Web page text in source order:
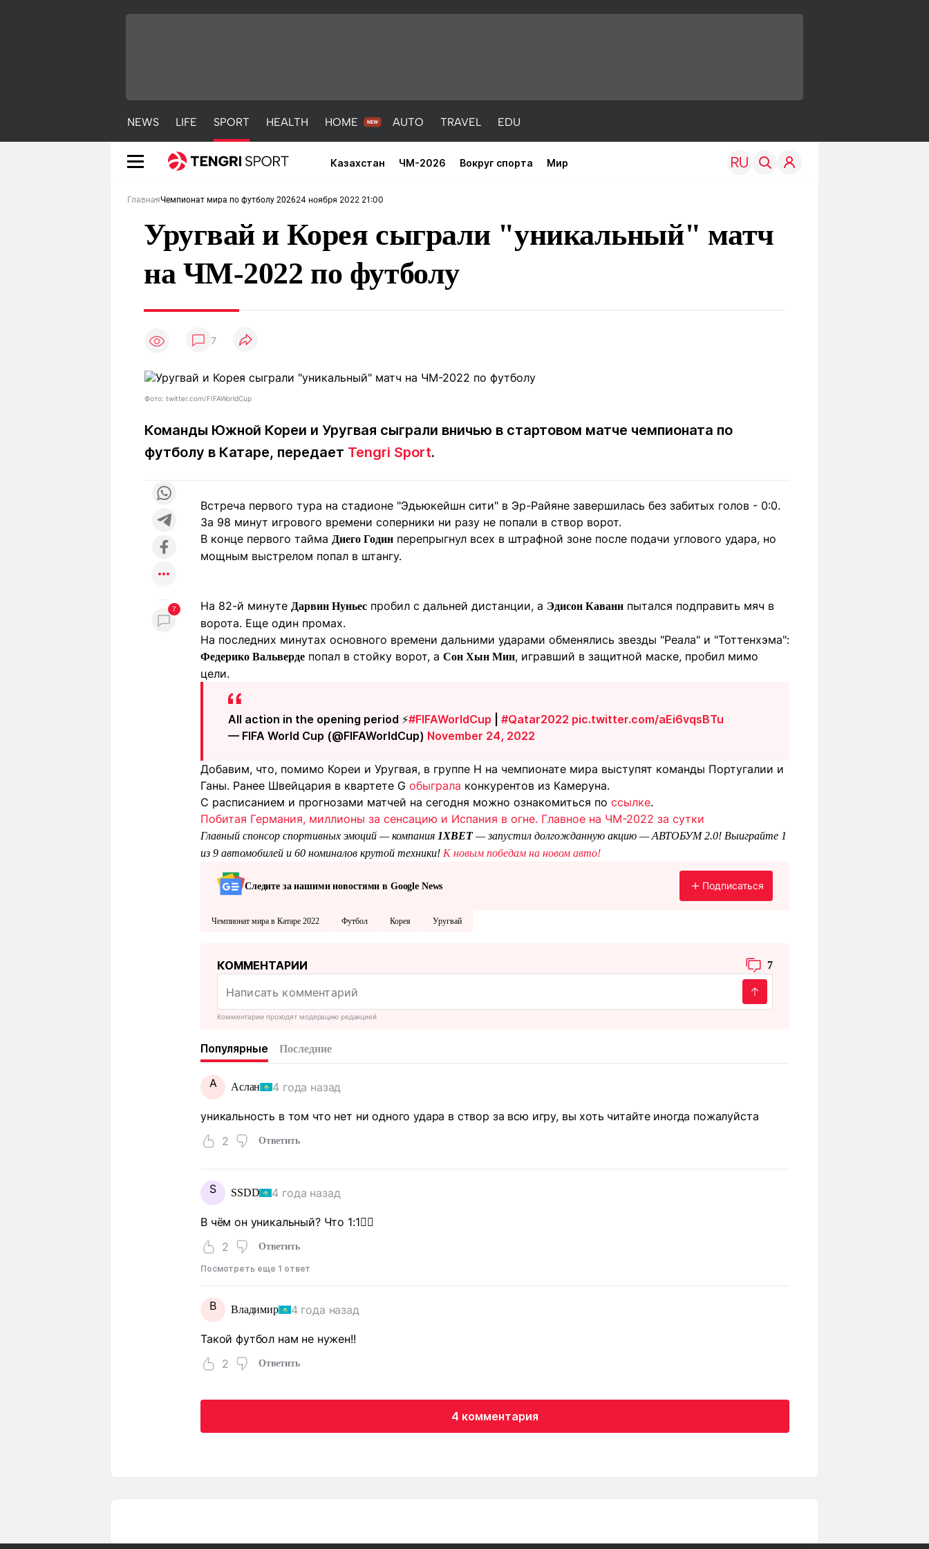
NEWS LIFE SPORT HEALTH HOME AUTO TRAVEL EDU
Казахстан ЧМ-2026 Вокруг спорта Мир
Погода
Рейтинги
LIFE
Полезно
Гороскопы
Рецепты
SPORT
чемпионов
HEALTH
+7 (777) 001 44 99
Реклама
+7 (700) 3 888 188
ГлавнаяЧемпионат мира по футболу 202624 ноября 2022 21:00
Уругвай и Корея сыграли "уникальный" матч
на ЧМ-2022 по футболу
7
Фото: twitter.com/FIFAWorldCup
Команды Южной Кореи и Уругвая сыграли вничью в стартовом матче чемпионата по
футболу в Катаре, передает Tengri Sport.
7
Встреча первого тура на стадионе "Эдьюкейшн сити" в Эр-Райяне завершилась без забитых голов - 0:0.
За 98 минут игрового времени соперники ни разу не попали в створ ворот.
В конце первого тайма Диего Годин перепрыгнул всех в штрафной зоне после подачи углового удара, но
мощным выстрелом попал в штангу.
На 82-й минуте Дарвин Нуньес пробил с дальней дистанции, а Эдисон Кавани пытался подправить мяч в
ворота. Еще один промах.
На последних минутах основного времени дальними ударами обменялись звезды "Реала" и "Тоттенхэма":
Федерико Вальверде попал в стойку ворот, а Сон Хын Мин, игравший в защитной маске, пробил мимо
цели.
All action in the opening period ⚡️#FIFAWorldCup #Qatar2022 pic.twitter.com/aEi6vqsBTu
— FIFA World Cup (@FIFAWorldCup) November 24, 2022
Добавим, что, помимо Кореи и Уругвая, в группе H на чемпионате мира выступят команды Португалии и
Ганы. Ранее Швейцария в квартете G обыграла конкурентов из Камеруна.
С расписанием и прогнозами матчей на сегодня можно ознакомиться по ссылке.
Побитая Германия, миллионы за сенсацию и Испания в огне. Главное на ЧМ-2022 за сутки
Главный спонсор спортивных эмоций — компания 1XBET— запустил долгожданную акцию — АВТОБУМ 2.0! Выиграйте 1
из 9 автомобилей и 60 номиналов крутой техники! К новым победам на новом авто!
Следите за нашими новостями в Google News Подписаться
Чемпионат мира в Катаре 2022 Футбол Корея Уругвай
КОММЕНТАРИИ 7
Комментарии проходят модерацию редакцией
Популярные Последние
А Аслан 4 года назад
уникальность в том что нет ни одного удара в створ за всю игру, вы хоть читайте иногда пожалуйста
2
Ответить
S SSDD 4 года назад
В чём он уникальный? Что 1:1🤦‍♂️
2
Ответить
Посмотреть еще 1 ответ
В Владимир 4 года назад
Такой футбол нам не нужен!!
2
Ответить
4 комментария